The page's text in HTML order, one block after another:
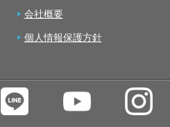
会社概要
個人情報保護方針